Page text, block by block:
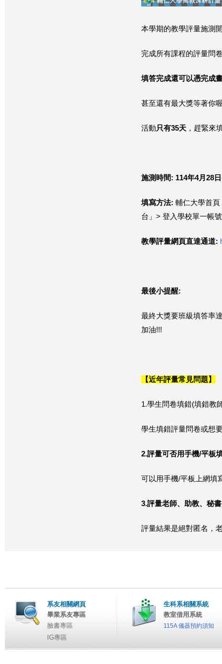
本學期的教學評量施測
完成所有課程的評量問
填答完成還可以憑完成
甚至還有最大獎等著你
活動只有35天 ，趕緊來
施測時間: 114年4月 28 日
填寫方法: 輔仁大學首
台」> 登入學校單一帳
教學評量網頁直達通道:
最後小提醒:
最終大獎要班級填答率
加油!!!
【近年評量常見問題】
1.學生問卷填錯(填錯教
學生填錯評量問卷或想
2.評量可否用手機/平板
可以用手機/平板上網填
3.評量老師、助教、秘
評量結果是絕對匿名，
系友相關網頁
畢業系友專區
臉書專區
IG專區
生科系相關系統
教室借用系統
115A 儀器預約須知